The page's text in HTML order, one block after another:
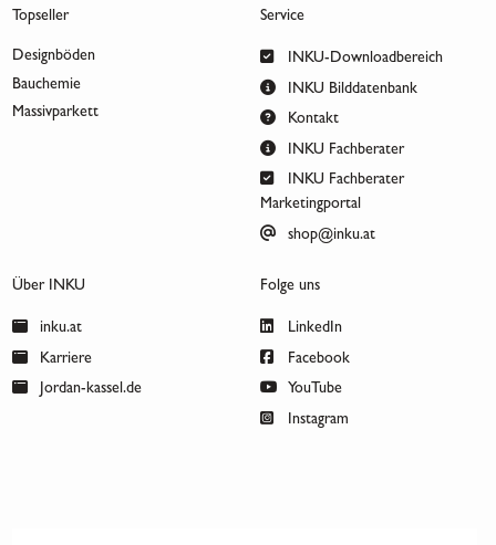
Topseller
Designböden
Bauchemie
Massivparkett
Service
INKU-Downloadbereich
INKU Bilddatenbank
Kontakt
INKU Fachberater
INKU Fachberater
Marketingportal
shop@inku.at
Über INKU
inku.at
Karriere
Jordan-kassel.de
Folge uns
LinkedIn
Facebook
YouTube
Instagram